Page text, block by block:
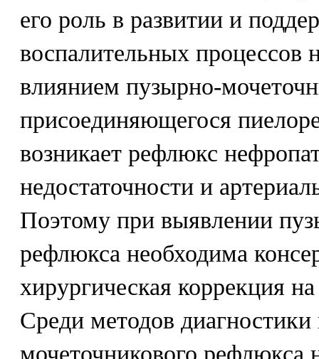
его роль в развитии и
воспалительных процессов
влиянием пузырно-
присоединяющегося
возникает рефлюкс
недостаточности и
Поэтому при выявлении
рефлюкса необходима
хирургическая коррекция
Среди методов
мочеточникового рефлюкса